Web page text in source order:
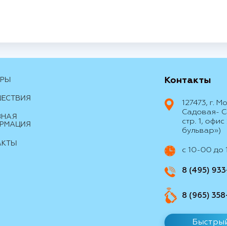
Контакты
127473, г.
Садовая-
стр. 1, офис
бульвар»)
с 10-00 до
8 (495)
8 (965)